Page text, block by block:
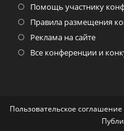
Помощь участнику
Правила размещения
Реклама на сайте
Все конференции и
Пользовательское соглашение